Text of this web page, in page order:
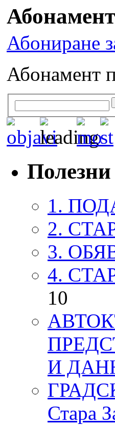
Абонамент
Абониране
Абонамент
1.
2.
3.
4.
10
И
Стара